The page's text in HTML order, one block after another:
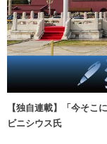
【独自連載】「今そ
ビニシウス氏